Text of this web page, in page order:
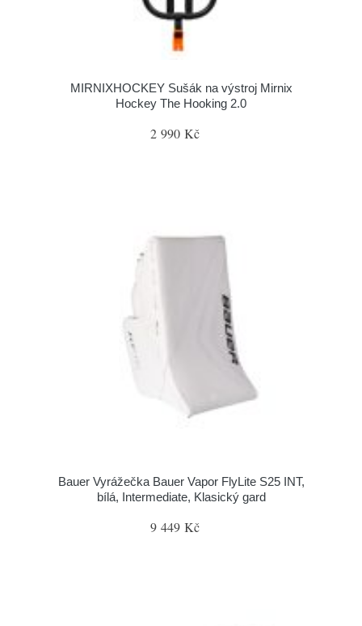
MIRNIXHOCKEY Sušák na výstroj Mirnix
Hockey The Hooking 2.0
2 990 Kč
Bauer Vyrážečka Bauer Vapor FlyLite S25 INT,
bílá, Intermediate, Klasický gard
9 449 Kč